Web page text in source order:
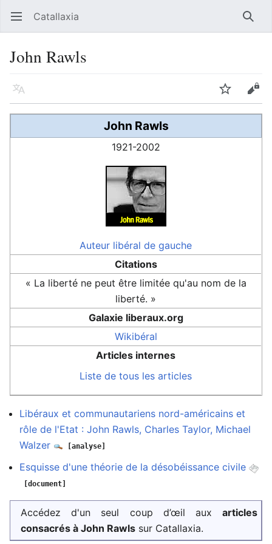
Ouvrir le menu principal Catallaxia
John Rawls
Langue Suivre
John Rawls
1921-2002
Auteur libéral de gauche
Citations
« La liberté ne peut être limitée qu'au nom de la
liberté. »
Galaxie liberaux.org
Wikibéral
Articles internes
Liste de tous les articles
Libéraux et communautariens nord-américains et
rôle de l'Etat : John Rawls, Charles Taylor, Michael
Walzer
[analyse]
Esquisse d'une théorie de la désobéissance civile
[document]
Accédez d'un seul coup d’œil aux articles
consacrés à John Rawls sur Catallaxia.